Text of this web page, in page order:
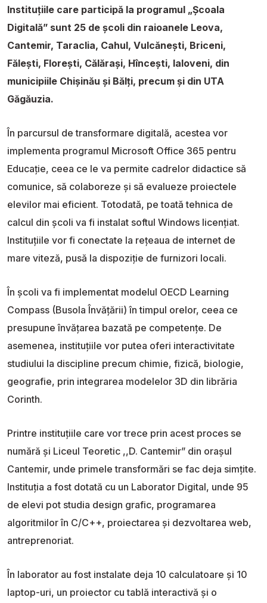
Instituțiile care participă la programul „Școala
Digitală” sunt 25 de școli din raioanele Leova,
Cantemir, Taraclia, Cahul, Vulcănești, Briceni,
Fălești, Florești, Călărași, Hîncești, Ialoveni, din
municipiile Chișinău și Bălți, precum și din UTA
Găgăuzia.
În parcursul de transformare digitală, acestea vor
implementa programul Microsoft Office 365 pentru
Educație, ceea ce le va permite cadrelor didactice să
comunice, să colaboreze și să evalueze proiectele
elevilor mai eficient. Totodată, pe toată tehnica de
calcul din școli va fi instalat softul Windows licențiat.
Instituțiile vor fi conectate la rețeaua de internet de
mare viteză, pusă la dispoziție de furnizori locali.
În școli va fi implementat modelul OECD Learning
Compass (Busola Învățării) în timpul orelor, ceea ce
presupune învățarea bazată pe competențe. De
asemenea, instituțiile vor putea oferi interactivitate
studiului la discipline precum chimie, fizică, biologie,
geografie, prin integrarea modelelor 3D din librăria
Corinth.
Printre instituțiile care vor trece prin acest proces se
numără și Liceul Teoretic ,,D. Cantemir” din orașul
Cantemir, unde primele transformări se fac deja simțite.
Instituția a fost dotată cu un Laborator Digital, unde 95
de elevi pot studia design grafic, programarea
algoritmilor în C/C++, proiectarea și dezvoltarea web,
antreprenoriat.
În laborator au fost instalate deja 10 calculatoare și 10
laptop-uri, un proiector cu tablă interactivă și o